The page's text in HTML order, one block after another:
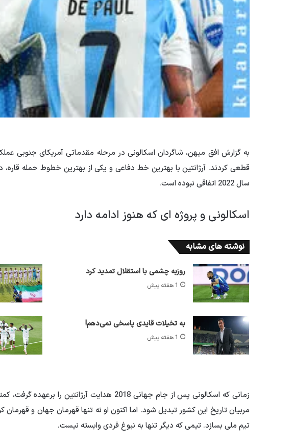
به گزارش افق میهن، شاگردان اسکالونی در مرحله مقدماتی آمریکای جنوبی
قطعی کردند. آرژانتین با بهترین خط دفاعی و یکی از بهترین خطوط حمله
سال 2022 اتفاقی نبوده است.
اسکالونی و پروژه ای که هنوز ادامه دارد
نوشته های مشابه
روزبه چشمی با استقلال تمدید کرد
1 هفته پیش
به تخیلات قایدی پاسخی نمی‌دهم!
1 هفته پیش
زمانی که اسکالونی پس از جام جهانی 2018 هدایت
مربیان تاریخ این کشور تبدیل شود. اما اکنون او نه تنها قهرمان جهان و
تیم ملی بسازد. تیمی که دیگر تنها به نبوغ فردی وابسته نیست.